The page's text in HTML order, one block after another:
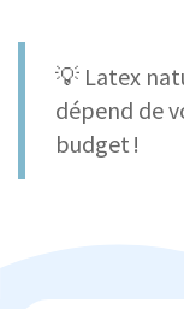
💡 Latex
dépend de
budget !